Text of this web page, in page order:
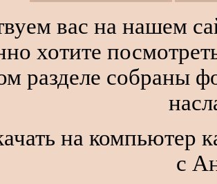
вас на нашем
хотите
разделе собраны
на
с